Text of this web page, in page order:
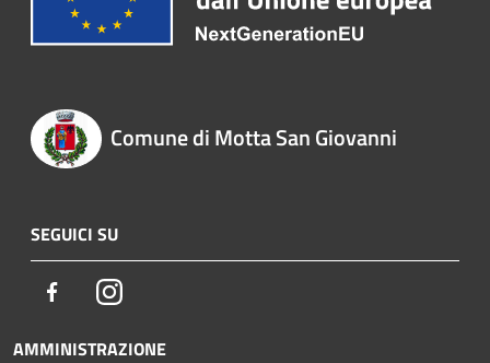
Comune di Motta San Giovanni
SEGUICI SU
FacebookInstagram
AMMINISTRAZIONE